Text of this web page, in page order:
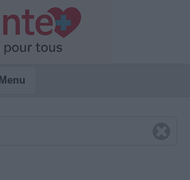
Menu